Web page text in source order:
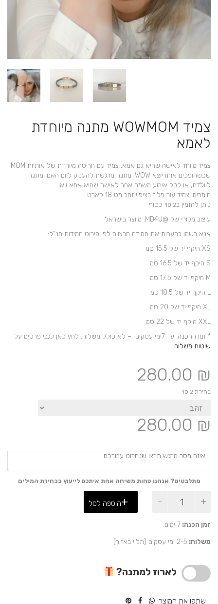
צמיד WOWMOM מתנה מיוחדת
לאמא
צמיד מיוחד לאישה שהיא גם אמא, צמיד עם חריטה מיוחדת של אותיות MOM
שכשהופכים אותו יוצא WOW! מתנה מרגשת להעניק ליום האם, מתנה
ליולדת, או לכל אירוע משמח אחר לאישה שהיא אמא וואו.
חומרים: צמיד עור פליז בציפוי זהב מט 18 קארט
ניתן להזמין בציפוי כסוף
עיצוב מקורי של @MD4U. מיוצר בישראל
אנא רשמו בהערות את המידה הרצויה לפי פירוט המידות הנ"ל:
XS היקף יד של 15.5 סמ
S היקף יד של 16.5 סמ
M היקף יד של 17.5 סמ
L היקף יד של 18.5 סמ
XL היקף יד של 20 סמ
XXL היקף יד של 22 סמ
* זמן ההכנה: עד 7ימי עסקים – לא כולל משלוח. לחץ כאן לגבי פרטים על
שיטות משלוח.
280.00 ₪
בחירת ציפוי
280.00 ₪
מתלבטים? אנחנו פחות משיחה אחת איתכם לייעוץ בבחירת המילים
של
WOWMOM
מיוחדת
הוספה לסל
זמן הכנה: 7 ימים.
משלוח: 2-5 ימי עסקים (תלוי באזור)
לארוז למתנה?
שתפו את המוצר: